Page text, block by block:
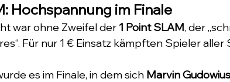
Hochspannung im Finale
war ohne Zweifel der 1 Point SLAM, der
Für nur 1 € Einsatz kämpften Spieler aller
es im Finale, in dem sich Marvin Gudowius